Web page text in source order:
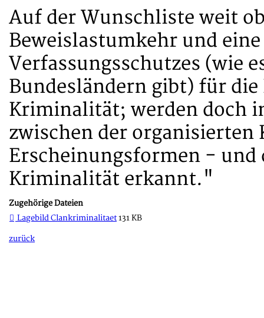
Auf der Wunschliste weit
Beweislastumkehr und
Verfassungsschutzes (wie
Bundesländern gibt) für
Kriminalität; werden doch
zwischen der
Erscheinungsformen -
Kriminalität erkannt."
Zugehörige Dateien
Lagebild Clankriminalitaet131 KB
zurück